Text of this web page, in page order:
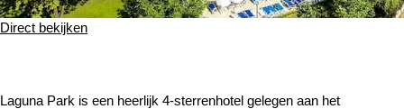
Direct bekijken
Laguna Park is een heerlijk 4-sterrenhotel gelegen aan het